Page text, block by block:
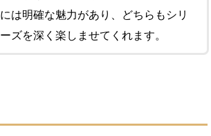
には明確な魅力があり、どちらもシリ
ーズを深く楽しませてくれます。